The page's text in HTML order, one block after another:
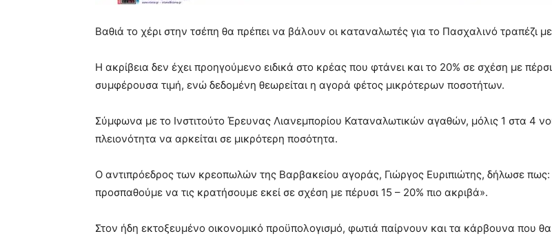
Βαθιά το χέρι στην τσέπη θα πρέπει να βάλουν οι καταναλωτές για το Πασχαλινό τραπέζι
Η ακρίβεια δεν έχει προηγούμενο ειδικά στο κρέας που φτάνει και το 20% σε σχέση με
συμφέρουσα τιμή, ενώ δεδομένη θεωρείται η αγορά φέτος μικρότερων ποσοτήτων.
Σύμφωνα με το Ινστιτούτο Έρευνας Λιανεμπορίου Καταναλωτικών αγαθών, μόλις 1 στα 4
πλειονότητα να αρκείται σε μικρότερη ποσότητα.
O αντιπρόεδρος των κρεοπωλών της Βαρβακείου αγοράς, Γιώργος Ευριπιώτης, δήλωσε πως:
προσπαθούμε να τις κρατήσουμε εκεί σε σχέση με πέρυσι 15 – 20% πιο ακριβά».
Στον ήδη εκτοξευμένο οικονομικό προϋπολογισμό, φωτιά παίρνουν και τα κάρβουνα που